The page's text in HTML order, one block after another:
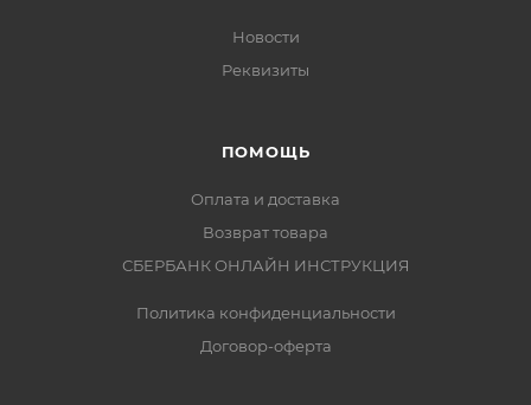
Новости
Реквизиты
ПОМОЩЬ
Оплата и доставка
Возврат товара
СБЕРБАНК ОНЛАЙН ИНСТРУКЦИЯ
Политика конфиденциальности
Договор-оферта